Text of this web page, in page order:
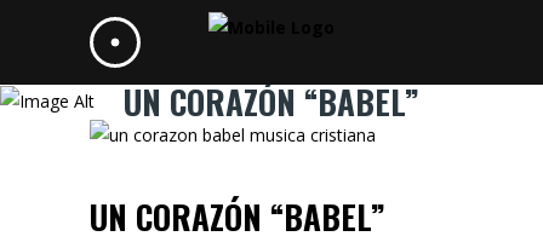
UN CORAZÓN “BABEL”
UN CORAZÓN “BABEL”